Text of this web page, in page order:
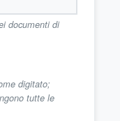
documenti di
digitato;
tutte le